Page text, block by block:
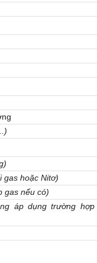
gas hoặc Nitơ)
gas nếu có)
áp dụng trường hợp